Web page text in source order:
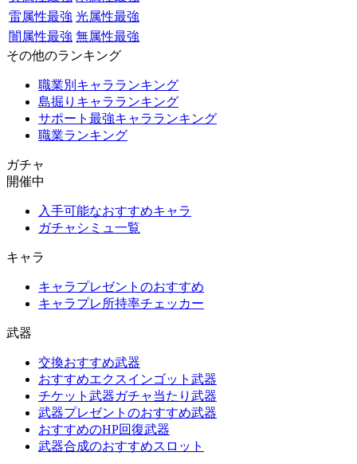
雷属性最強 光属性最強
闇属性最強 無属性最強
その他のランキング
職業別キャラランキング
島掘りキャラランキング
サポート最強キャラランキング
職業ランキング
ガチャ
開催中
入手可能なおすすめキャラ
ガチャシミュ一覧
キャラ
キャラプレゼントのおすすめ
キャラプレ所持率チェッカー
武器
交換おすすめ武器
おすすめエクスインゴット武器
チケット武器ガチャ当たり武器
武器プレゼントのおすすめ武器
おすすめのHP回復武器
武器合成のおすすめスロット